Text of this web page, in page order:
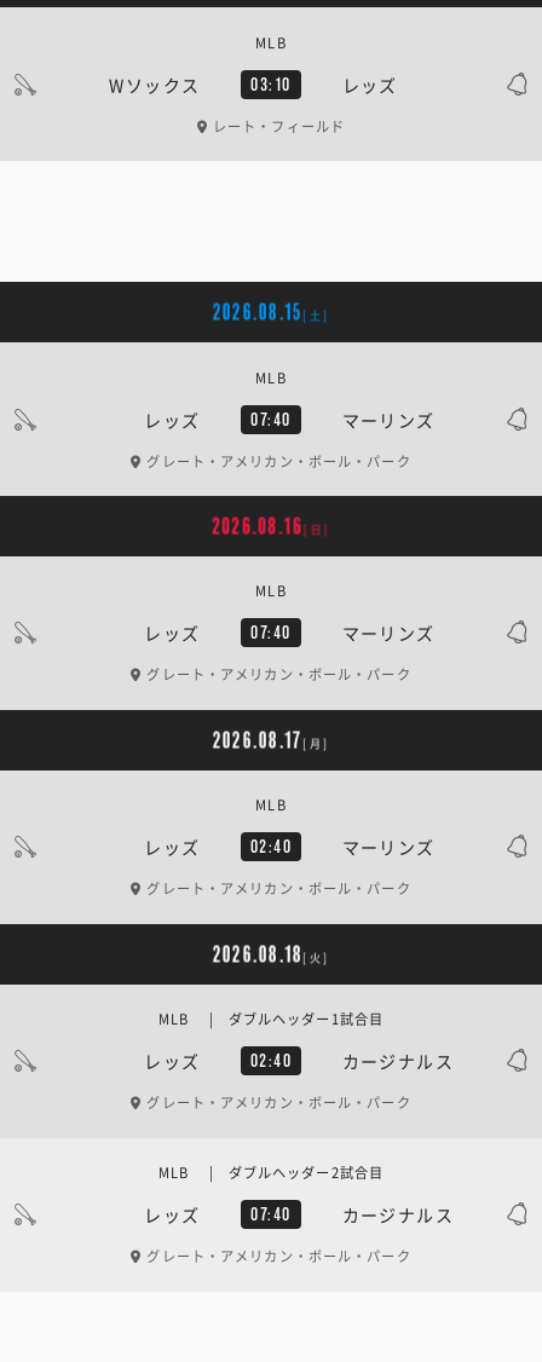
Wソックス 03:10 レッズ
MLB
レート・フィールド
2026.08.15 [土]
レッズ 07:40 マーリンズ
MLB
グレート・アメリカン・ボール・パーク
2026.08.16[日]
レッズ 07:40 マーリンズ
MLB
グレート・アメリカン・ボール・パーク
2026.08.17 [月]
レッズ 02:40 マーリンズ
MLB
グレート・アメリカン・ボール・パーク
2026.08.18 [火]
レッズ 02:40 カージナルス
MLB | ダブルヘッダー1試合目
グレート・アメリカン・ボール・パーク
レッズ 07:40 カージナルス
MLB | ダブルヘッダー2試合目
グレート・アメリカン・ボール・パーク